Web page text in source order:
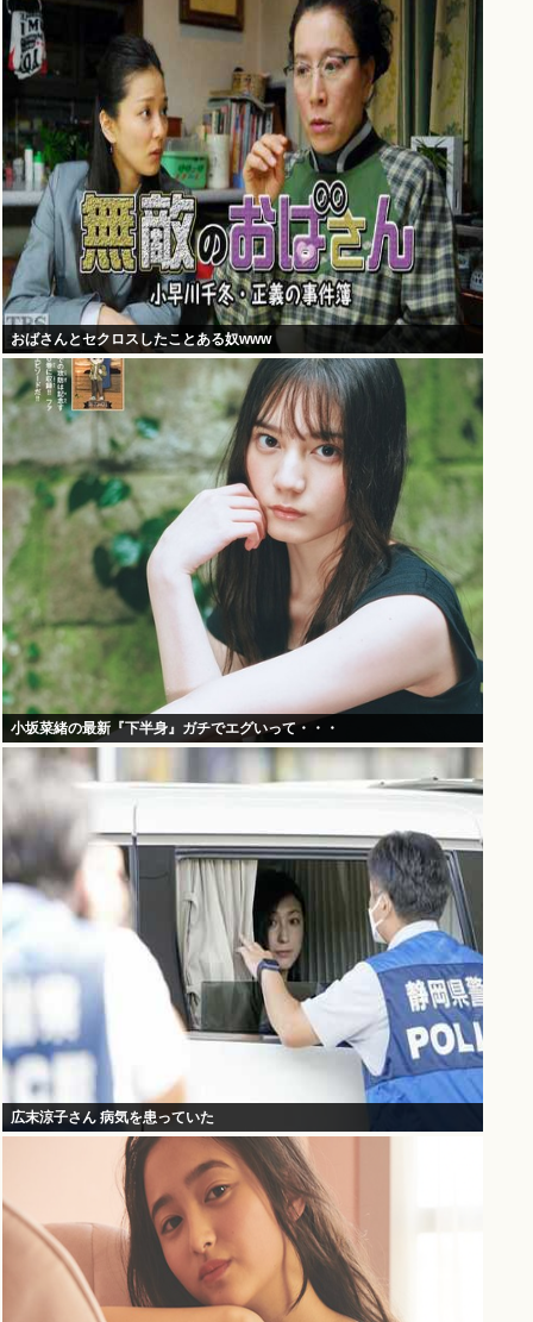
おばさんとセクロスしたことある奴www
小坂菜緒の最新『下半身』ガチでエグいって・・・
広末涼子さん 病気を患っていた